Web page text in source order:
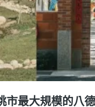
市最大規模的八